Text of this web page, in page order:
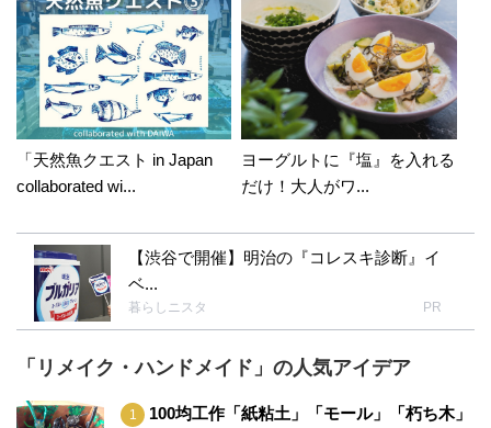
「天然魚クエスト in Japan
collaborated wi...
ヨーグルトに『塩』を入れる
だけ！大人がワ...
【渋谷で開催】明治の『コレスキ診断』イ
ベ...
暮らしニスタ PR
「リメイク・ハンドメイド」の人気アイデア
100均工作「紙粘土」「モール」「朽ち木」